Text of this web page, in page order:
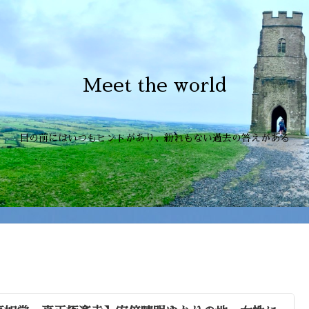
Meet the world
目の前にはいつもヒントがあり、紛れもない過去の答えがある